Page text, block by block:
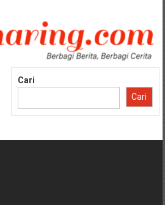
Cari
Cari